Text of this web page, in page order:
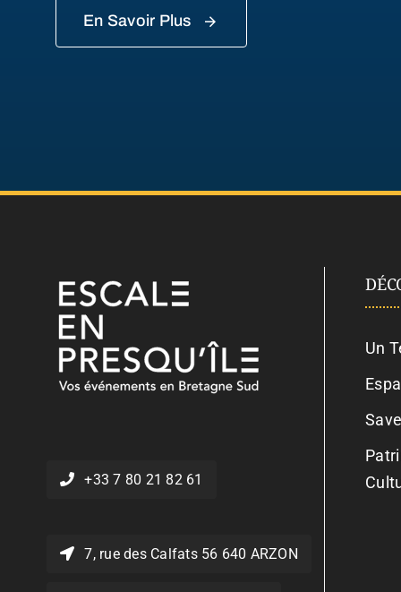
En Savoir Plus
+33 7 80 21 82 61
7, rue des Calfats 56 640 ARZON
Un